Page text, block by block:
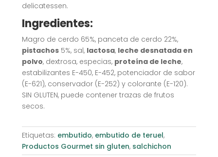
delicatessen.
Ingredientes:
Magro de cerdo 65%, panceta de cerdo 22%,
pistachos5%, sal, lactosa, leche desnatada en
polvo, dextrosa, especias, proteína de leche,
estabilizantes E-450, E-452, potenciador de sabor
(E-621), conservador (E-252) y colorante (E-120).
SIN GLUTEN, puede contener trazas de frutos
secos.
Etiquetas: embutido, embutido de teruel,
Productos Gourmet sin gluten, salchichon